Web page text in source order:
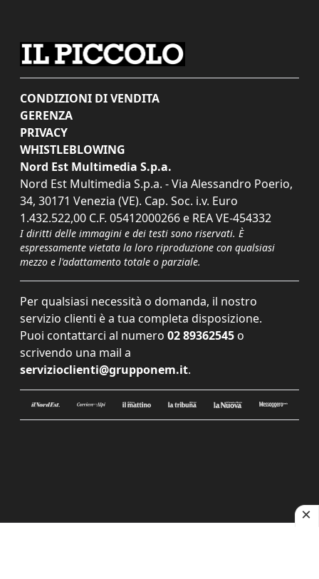
CONDIZIONI DI VENDITA
GERENZA
PRIVACY
WHISTLEBLOWING
Nord Est Multimedia S.p.a.
Nord Est Multimedia S.p.a. - Via Alessandro Poerio,
34, 30171 Venezia (VE). Cap. Soc. i.v. Euro
1.432.522,00 C.F. 05412000266 e REA VE-454332
I diritti delle immagini e dei testi sono riservati. È
espressamente vietata la loro riproduzione con qualsiasi
mezzo e l'adattamento totale o parziale.
Per qualsiasi necessità o domanda, il nostro
servizio clienti è a tua completa disposizione.
Puoi contattarci al numero 02 89362545 o
scrivendo una mail a
servizioclienti@grupponem.it.